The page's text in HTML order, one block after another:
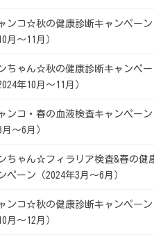
ンコ☆秋の健康診断キャンペーン
月～11月）
ちゃん☆秋の健康診断キャンペー
年10月～11月）
ンコ・春の血液検査キャンペーン
月～6月）
ちゃん☆フィラリア検査&春の健
ペーン（2024年3月～6月）
ンコ☆秋の健康診断キャンペーン
月～12月）